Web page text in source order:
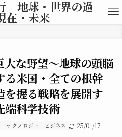
｜地球・世界の過
在・未来
な野望〜地球の頭脳
る米国・全ての根幹
を握る戦略を展開す
端科学技術
テクノロジー ビジネス 25/01/17